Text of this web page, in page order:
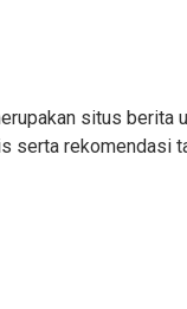
situs
serta rekomendasi